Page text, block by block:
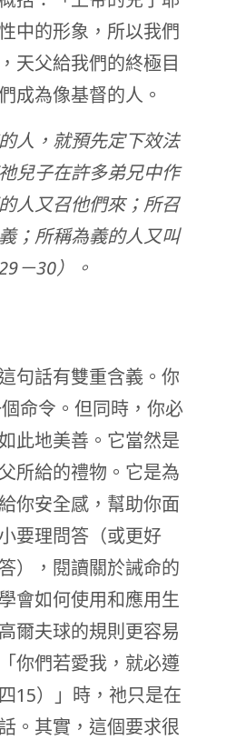
中的形象，所以我們
天父給我們的終極目
成為像基督的人。
人，就預先定下效法
兒子在許多弟兄中作
人又召他們來；所召
；所稱為義的人又叫
－30）。
句話有雙重含義。你
命令。但同時，你必
此地美善。它當然是
所給的禮物。它是為
你安全感，幫助你面
要理問答（或更好
），閱讀關於誡命的
會如何使用和應用生
爾夫球的規則更容易
你們若愛我，就必遵
15）」時，祂只是在
。其實，這個要求很